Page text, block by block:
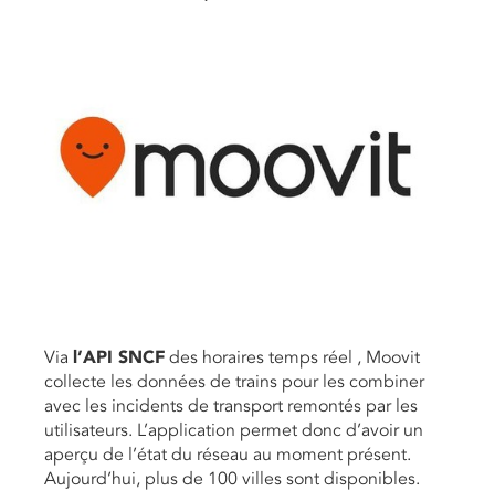
Via l’API SNCF des horaires temps réel , Moovit
collecte les données de trains pour les combiner
avec les incidents de transport remontés par les
utilisateurs. L’application permet donc d’avoir un
aperçu de l’état du réseau au moment présent.
Aujourd’hui, plus de 100 villes sont disponibles.